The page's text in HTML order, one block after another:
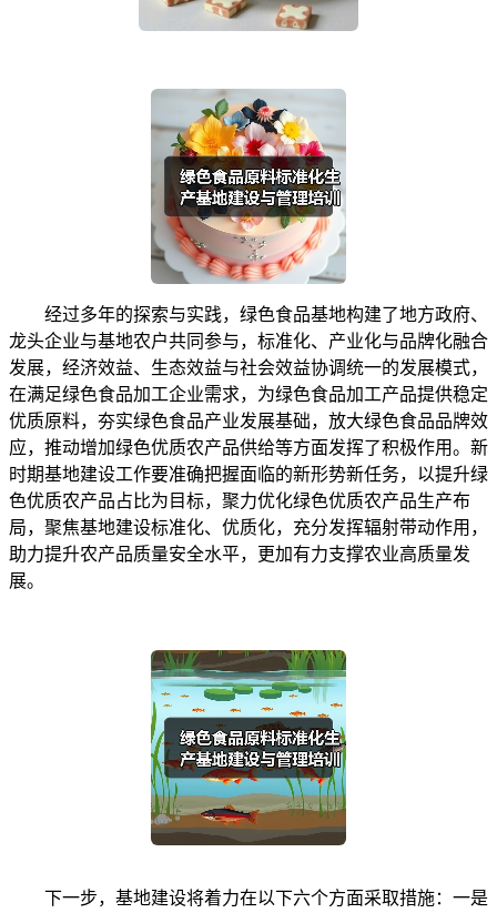
经过多年的探索与实践，绿色食品基地构建了地方政府、
龙头企业与基地农户共同参与，标准化、产业化与品牌化融合
发展，经济效益、生态效益与社会效益协调统一的发展模式，
在满足绿色食品加工企业需求，为绿色食品加工产品提供稳定
优质原料，夯实绿色食品产业发展基础，放大绿色食品品牌效
应，推动增加绿色优质农产品供给等方面发挥了积极作用。新
时期基地建设工作要准确把握面临的新形势新任务，以提升绿
色优质农产品占比为目标，聚力优化绿色优质农产品生产布
局，聚焦基地建设标准化、优质化，充分发挥辐射带动作用，
助力提升农产品质量安全水平，更加有力支撑农业高质量发
展。
下一步，基地建设将着力在以下六个方面采取措施：一是